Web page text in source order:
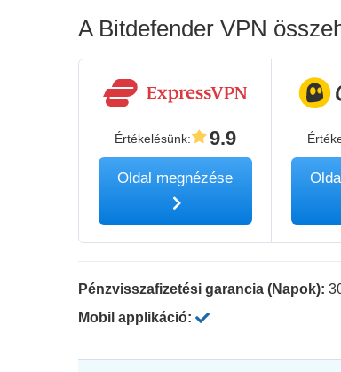
A Bitdefender VPN
Értékelésünk: 9.9
Oldal megnézése
Pénzvisszafizetési garancia (Napok):
Mobil applikáció: